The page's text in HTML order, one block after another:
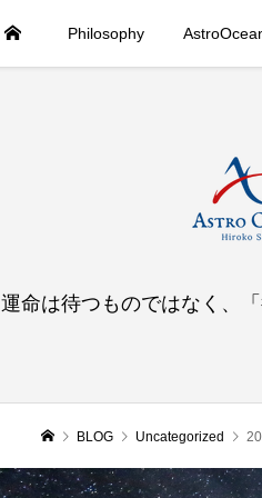
Philosophy
運命は待つものではなく、
BLOG Uncategorized